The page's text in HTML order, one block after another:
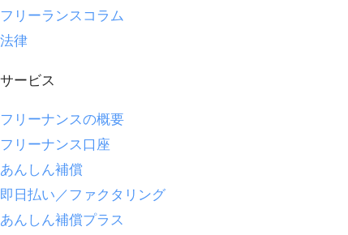
フリーランスコラム
法律
サービス
フリーナンスの概要
フリーナンス口座
あんしん補償
即日払い／ファクタリング
あんしん補償プラス